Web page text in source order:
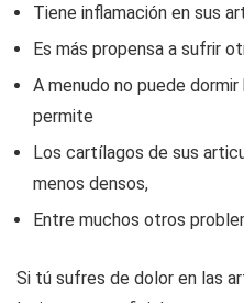
Tiene inflamación en sus
Es más propensa a sufrir
A menudo no puede
permite
Los cartílagos de sus
menos densos,
Entre muchos otros
Si tú sufres de dolor en las